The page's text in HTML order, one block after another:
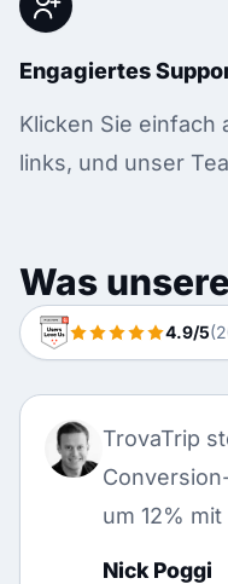
Engagiertes
Klicken Sie einfach
links, und unser
Was
4.9/5
TrovaTrip
um 12%
Nick Poggi